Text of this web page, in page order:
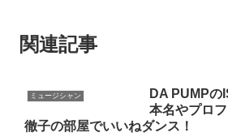
関連記事
ミュージシャン
DA PUMPの
本名やプロ
徹子の部屋でいいねダンス！